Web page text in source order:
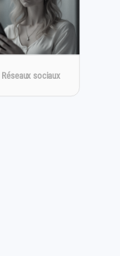
Réseaux sociaux